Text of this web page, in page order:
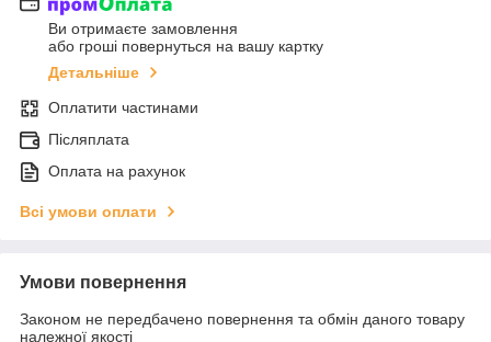
Ви отримаєте замовлення
або гроші повернуться на вашу картку
Детальніше
Оплатити частинами
Післяплата
Оплата на рахунок
Всі умови оплати
Умови повернення
Законом не передбачено повернення та обмін даного товару
належної якості